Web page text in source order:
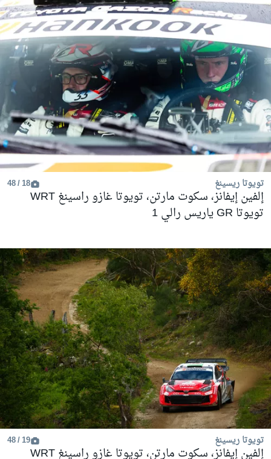
تويوتا ريسينغ 18 / 48
إلفين إيفانز، سكوت مارتن، تويوتا غازو راسينغ WRT
تويوتا GR ياريس رالي 1
تويوتا ريسينغ 19 / 48
إلفين إيفانز، سكوت مارتن، تويوتا غازو راسينغ WRT